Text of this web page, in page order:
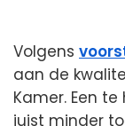
Volgens
aan de
Kamer. Een
juist minder